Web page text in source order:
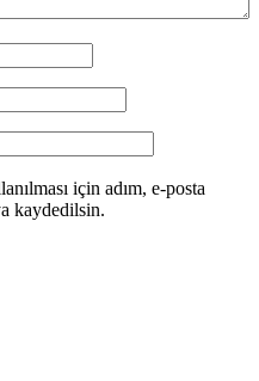
için adım, e-posta
kaydedilsin.